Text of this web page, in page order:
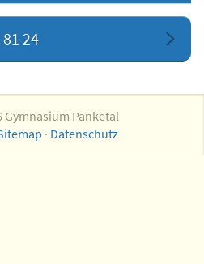
24
Gymnasium Panketal
· Datenschutz